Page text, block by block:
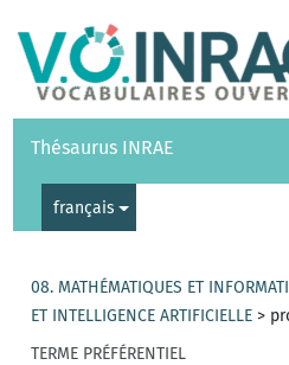
Vocabulaires API
Thésaurus INRAE
français
08. MATHÉMATIQUES ET
ET INTELLIGENCE ARTIFICIELLE >
TERME PRÉFÉRENTIEL